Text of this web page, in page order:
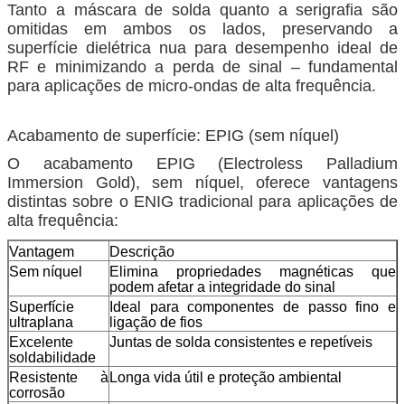
Tanto a máscara de solda quanto a serigrafia são
omitidas em ambos os lados, preservando a
superfície dielétrica nua para desempenho ideal de
RF e minimizando a perda de sinal – fundamental
para aplicações de micro-ondas de alta frequência.
Acabamento de superfície: EPIG (sem níquel)
O acabamento EPIG (Electroless Palladium
Immersion Gold), sem níquel, oferece vantagens
distintas sobre o ENIG tradicional para aplicações de
alta frequência:
Vantagem
Descrição
Sem níquel
Elimina propriedades magnéticas que
podem afetar a integridade do sinal
Superfície
ultraplana
Ideal para componentes de passo fino e
ligação de fios
Excelente
soldabilidade
Juntas de solda consistentes e repetíveis
Resistente à
corrosão
Longa vida útil e proteção ambiental